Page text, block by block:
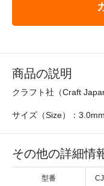
商品の説明
クラフト社（Craft
サイズ（Size）：
その他の詳細情
型番